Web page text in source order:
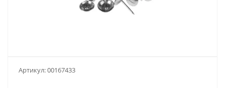
Артикул:00167433